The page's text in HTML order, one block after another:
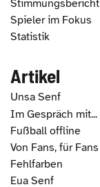
Stimmungsbericht
Spieler im Fokus
Statistik
Artikel
Unsa Senf
Im Gespräch mit...
Fußball offline
Von Fans, für Fans
Fehlfarben
Eua Senf